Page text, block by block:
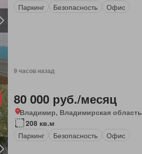
Паркинг
Безопасность Офис
9 часов назад
80 000 руб./месяц
Владимир, Владимирская область
208 кв.м
Паркинг
Безопасность Офис